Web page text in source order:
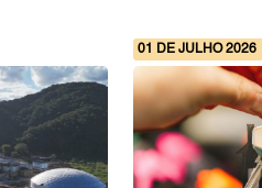
01 DE JULHO 2026